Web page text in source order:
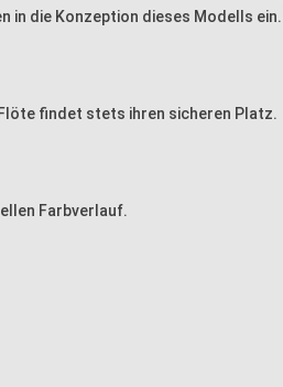
in die Konzeption dieses Modells ein.
findet stets ihren sicheren Platz.
Farbverlauf.